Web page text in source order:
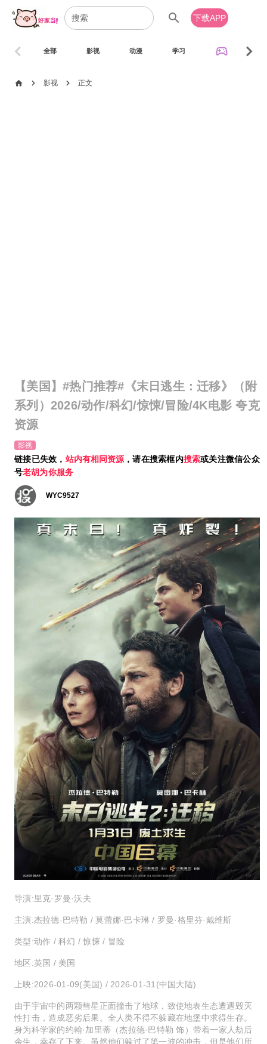
search 下载APP
全部 影视 动漫 学习 sports_esports
chevron_left chevron_right
home chevron_right 影视 chevron_right 正文
【美国】#热门推荐#《末日逃生：迁移》（附
系列）2026/动作/科幻/惊悚/冒险/4K电影 夸克
资源
影视
链接已失效， 站内有相同资源 ，请在搜索框内搜索或关注微信公众
号老胡为你服务
WYC9527
导演:里克·罗曼·沃夫
主演:杰拉德·巴特勒 / 莫蕾娜·巴卡琳 / 罗曼·格里芬·戴维斯
类型:动作 / 科幻 / 惊悚 / 冒险
地区:英国 / 美国
上映:2026-01-09(美国) / 2026-01-31(中国大陆)
由于宇宙中的两颗彗星正面撞击了地球，致使地表生态遭遇毁灭
性打击，造成恶劣后果。全人类不得不躲藏在地堡中求得生存。
身为科学家的约翰·加里蒂（杰拉德·巴特勒 饰）带着一家人劫后
余生，幸存了下来。虽然他们躲过了第一波的冲击，但是他们所